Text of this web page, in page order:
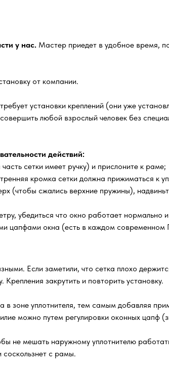
у нас. Мастер приедет в удобное время,
от компании.
установки креплений (они уже
любой взрослый человек без
действий:
сетки имеет ручку) и прислоните к раме;
кромка сетки должна прижиматься к
(чтобы сжались верхние пружины),
убедиться что окно работает нормально
цапфами окна (есть в каждом современном
Если заметили, что сетка плохо
закрутить и повторить установку.
зоне уплотнителя, тем самым добавляя
можно путем регулировки оконных цапф
не мешать наружному уплотнителю
соскользнет с рамы.